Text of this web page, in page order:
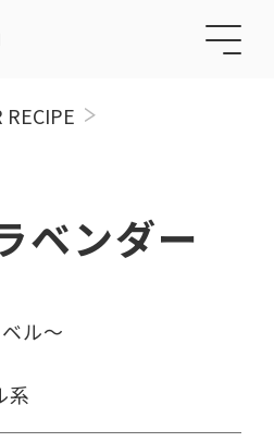
RECIPE
ベンダー
ル〜
系